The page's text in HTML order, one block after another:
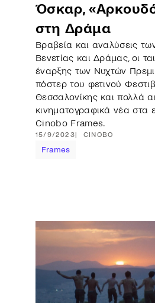
Όσκαρ,
στη Δράμα
Βραβεία και αναλύσεις
Βενετίας και Δράμας, οι
έναρξης των Νυχτών
πόστερ του φετινού
Θεσσαλονίκης και πολλά
κινηματογραφικά νέα στα
Cinobo Frames.
15/9/2023 CINOBO
Frames